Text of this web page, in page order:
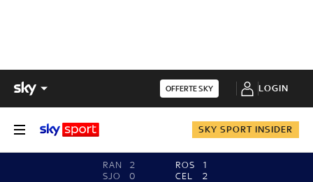
OFFERTE SKY LOGIN
SKY SPORT INSIDER
RAN
2
SJO
0
ROS
1
CEL
2